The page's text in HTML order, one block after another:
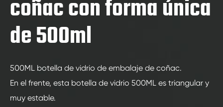
coñac con forma única
de 500ml
500ML botella de vidrio de embalaje de coñac.
En el frente, esta botella de vidrio 500ML es triangular y
muy estable.